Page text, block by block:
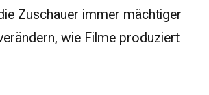
Zuschauer immer mächtiger
wie Filme produziert